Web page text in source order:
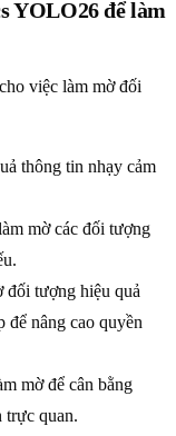
YOLO26 để làm
việc làm mờ đối
thông tin nhạy cảm
mờ các đối tượng
đối tượng hiệu quả
để nâng cao quyền
mờ để cân bằng
trực quan.